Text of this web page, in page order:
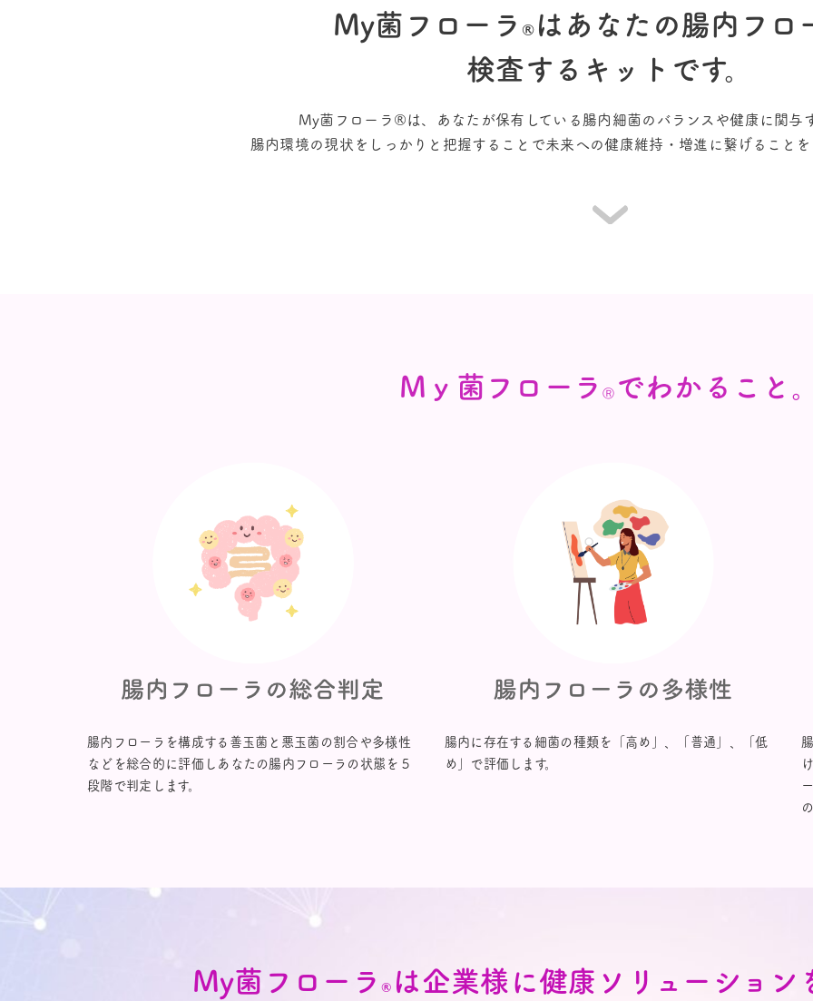
My菌フローラ ®︎ はあなたの腸内フロ
検査するキットです。
My菌フローラ®︎は、あなたが保有している腸内細菌のバランスや健康に関与
腸内環境の現状をしっかりと把握することで未来への健康維持・増進に繋げること
Mｙ菌フローラⓇ でわかること
腸内フローラを構成する善玉菌と悪玉菌の割合や多様性
などを総合的に評価しあなたの腸内フローラの状態を５
段階で判定します。
腸内に存在する細菌の種類を「高め」、「普通」、「低
め」で評価します。
My菌フローラ ®︎ は企業様に健康ソリューション